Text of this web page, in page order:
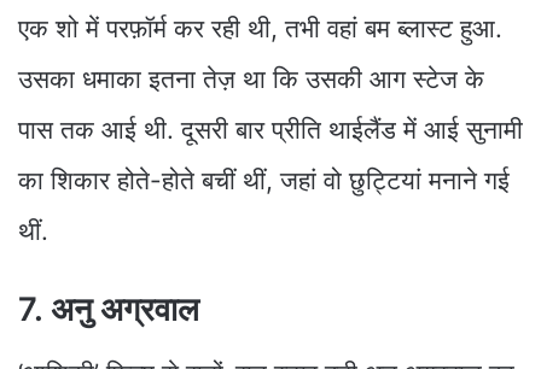
एक शो में परफ़ॉर्म कर रही थी, तभी वहां बम ब्लास्ट हुआ.
उसका धमाका इतना तेज़ था कि उसकी आग स्टेज के
पास तक आई थी. दूसरी बार प्रीति थाईलैंड में आई सुनामी
का शिकार होते-होते बचीं थीं, जहां वो छुट्टियां मनाने गई
थीं.
7. अनु अग्रवाल